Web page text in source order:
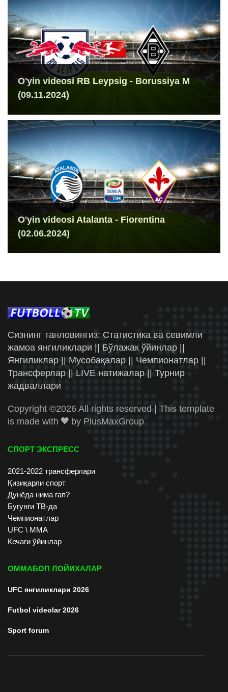
O'yin videosi RB Leypsig - Borussiya M
(09.11.2024)
O'yin videosi Atalanta - Fiorentina
(02.06.2024)
Сизнинг танловингиз: Статистика ва севимли
жамоа янгиликлари || Бўлажак ўйинлар ||
Янгиликлар || Мусобақалар || Чемпионатлар ||
Трансферлар || LIVE натижалар || Турнир
жадваллари
Copyright ©2026 All rights reserved | This template
is made with
by PlusMaxGroup
СПОРТ ЭКСПРЕСС
2021-2022 трансферлари
Қизиқарли спорт
Дунёда нима гап?
Бугунги ТВ-да
Чемпионатлар
UFC \ ММА
Кечаги ўйинлар
ОММАБОП ЛОЙИХАЛАР
UFC янгиликлари 2026
Futbol videolar 2026
Sport forum